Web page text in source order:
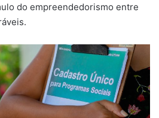
do empreendedorismo entre